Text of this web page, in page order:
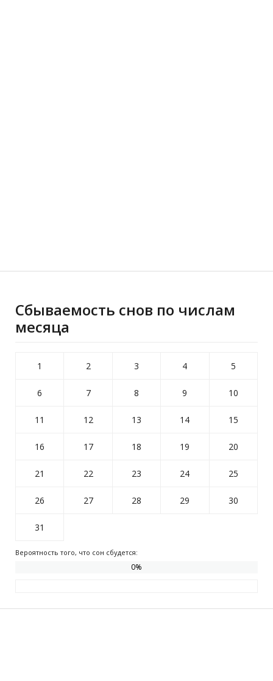
Сбываемость снов по числам
месяца
1 2 3 4 5
6 7 8 9 10
11 12 13 14 15
16 17 18 19 20
21 22 23 24 25
26 27 28 29 30
31
Вероятность того, что сон сбудется:
0%